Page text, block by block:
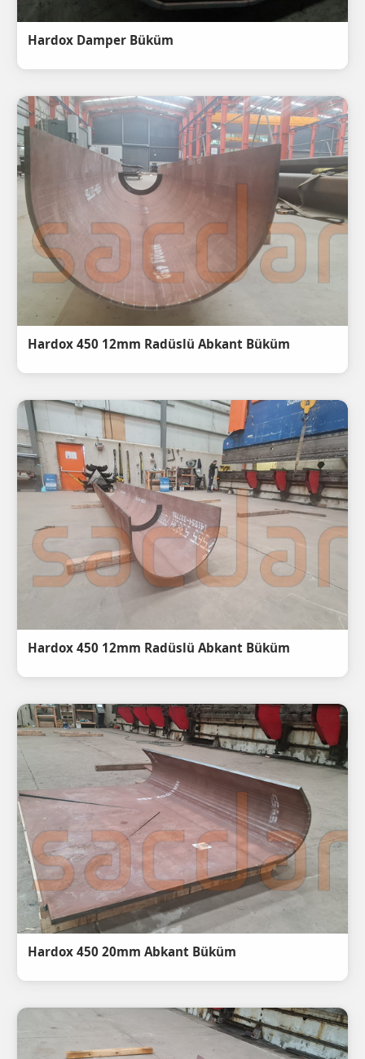
Hardox Damper Büküm
Hardox 450 12mm Radüslü Abkant Büküm
Hardox 450 12mm Radüslü Abkant Büküm
Hardox 450 20mm Abkant Büküm